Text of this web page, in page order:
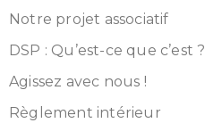
Notre projet associatif
DSP : Qu’est-ce que c’est ?
Agissez avec nous !
Règlement intérieur